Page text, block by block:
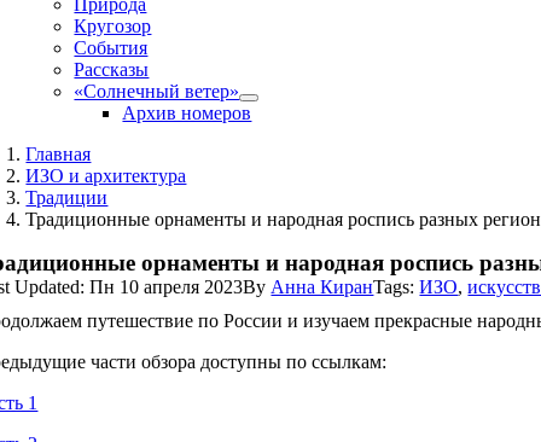
Природа
Кругозор
События
Рассказы
«Солнечный ветер»
Архив номеров
Главная
ИЗО и архитектура
Традиции
Традиционные орнаменты и народная роспись разных
орнаменты и народная роспись
Updated: Пн 10 апреля 2023By Анна КиранTags:ИЗО,
путешествие по России и изучаем прекрасные
части обзора доступны по ссылкам:
1